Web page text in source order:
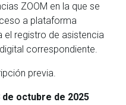
ZOOM en la que se
a plataforma
el registro de asistencia
correspondiente.
previa.
octubre de 2025